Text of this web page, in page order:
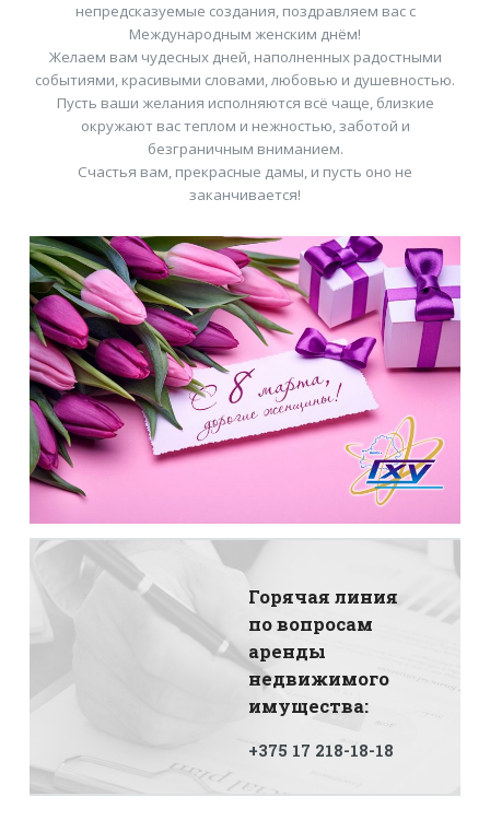
непредсказуемые создания, поздравляем вас с
Международным женским днём!
Желаем вам чудесных дней, наполненных радостными
событиями, красивыми словами, любовью и душевностью.
Пусть ваши желания исполняются всё чаще, близкие
окружают вас теплом и нежностью, заботой и
безграничным вниманием.
Счастья вам, прекрасные дамы, и пусть оно не
заканчивается!
Горячая линия
по вопросам
аренды
недвижимого
имущества:
+375 17 218-18-18